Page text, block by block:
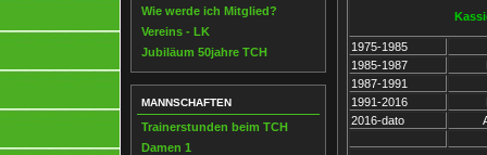
Wie werde ich Mitglied?
Vereins - LK
Jubiläum 50jahre TCH
MANNSCHAFTEN
Trainerstunden beim TCH
Damen 1
1975-1985
1985-1987
1987-1991
1991-2016
2016-dato